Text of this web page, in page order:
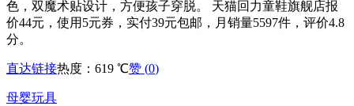
色，双魔术贴设计，方便孩子穿脱。 天猫回力童鞋旗舰店报
价44元，使用5元券，实付39元包邮，月销量5597件，评价4.8
分。
直达链接热度：619 ℃赞 (0)
母婴玩具